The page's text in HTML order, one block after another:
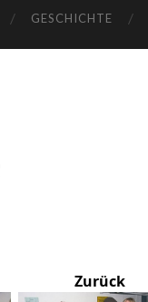
GESCHICHTE
Zurück